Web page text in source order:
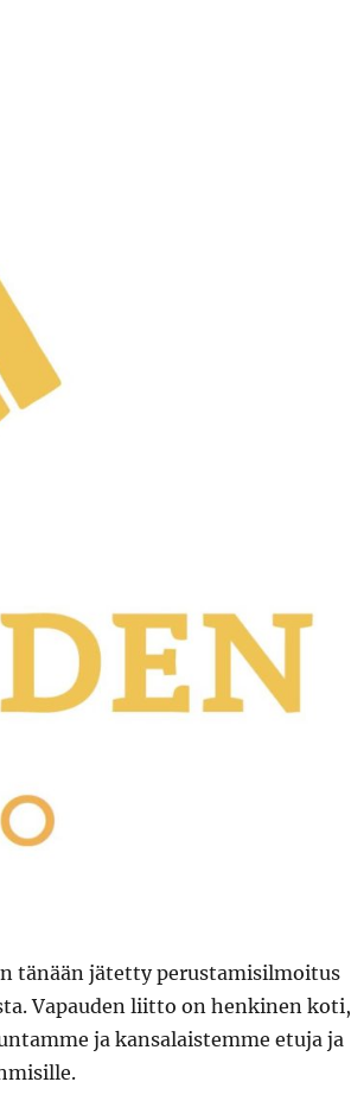
tänään jätetty perustamisilmoitus
Vapauden liitto on henkinen koti,
ja kansalaistemme etuja ja